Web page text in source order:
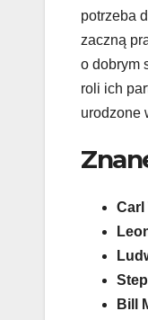
potrzeba
zaczną
o dobrym
roli ich
urodzone
Carl
Bill